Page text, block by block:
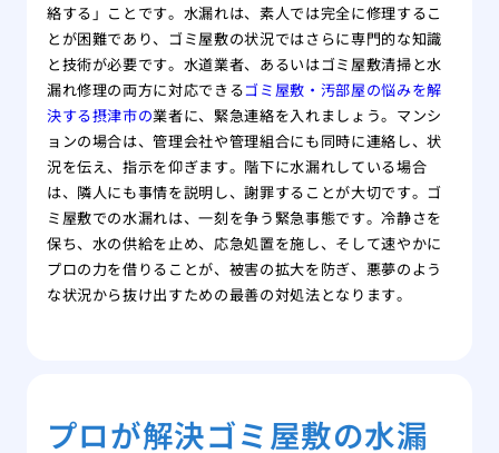
絡する」ことです。水漏れは、素人では完全に修理するこ
とが困難であり、ゴミ屋敷の状況ではさらに専門的な知識
と技術が必要です。水道業者、あるいはゴミ屋敷清掃と水
漏れ修理の両方に対応できるゴミ屋敷・汚部屋の悩みを解
決する摂津市の業者に、緊急連絡を入れましょう。マンシ
ョンの場合は、管理会社や管理組合にも同時に連絡し、状
況を伝え、指示を仰ぎます。階下に水漏れしている場合
は、隣人にも事情を説明し、謝罪することが大切です。ゴ
ミ屋敷での水漏れは、一刻を争う緊急事態です。冷静さを
保ち、水の供給を止め、応急処置を施し、そして速やかに
プロの力を借りることが、被害の拡大を防ぎ、悪夢のよう
な状況から抜け出すための最善の対処法となります。
プロが解決ゴミ屋敷の水漏